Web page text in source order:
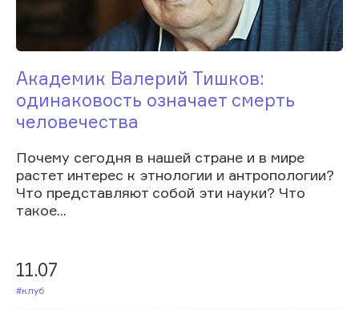
Академик Валерий Тишков:
одинаковость означает смерть
человечества
Почему сегодня в нашей стране и в мире
растет интерес к этнологии и антропологии?
Что представляют собой эти науки? Что
такое...
11.07
#Клуб